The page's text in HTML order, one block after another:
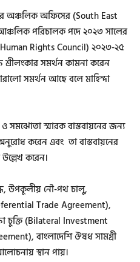
অঞ্চলিক অফিসের (South East
পরিচালক পদে ২০২৩ সালের
Rights Council) ২০২৩-২৫
শ্রীলংকার সমর্থন কামনা করেন
সমর্থন আছে বলে মাহিন্দা
ও সমঝোতা স্মারক বাস্তবায়নের জন্য
করেন এবং তা বাস্তবায়নের
উল্লেখ করেন।
উপকূলীয় নৌ-পথ চালু,
Trade Agreement),
চুক্তি (Bilateral Investment
বাংলাদেশি ঔষধ সামগ্রী
স্থান পায়।